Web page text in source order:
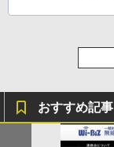
おすすめ記事